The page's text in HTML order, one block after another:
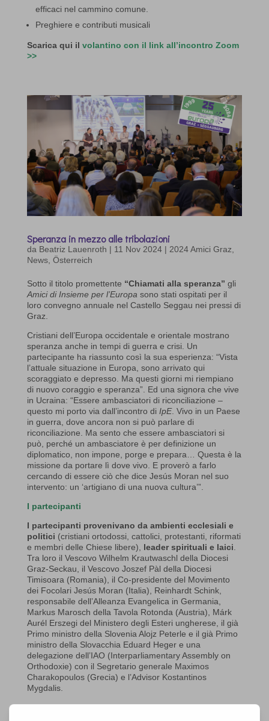
efficaci nel cammino comune.
Preghiere e contributi musicali
Scarica qui il volantino con il link all’incontro Zoom
>>
Speranza in mezzo alle tribolazioni
da Beatriz Lauenroth | 11 Nov 2024| 2024 Amici Graz,
News, Österreich
Sotto il titolo promettente “Chiamati alla speranza” gli
Amici di Insieme per l’Europa sono stati ospitati per il
loro convegno annuale nel Castello Seggau nei pressi di
Graz.
Cristiani dell’Europa occidentale e orientale mostrano
speranza anche in tempi di guerra e crisi. Un
partecipante ha riassunto così la sua esperienza: “Vista
l’attuale situazione in Europa, sono arrivato qui
scoraggiato e depresso. Ma questi giorni mi riempiano
di nuovo coraggio e speranza”. Ed una signora che vive
in Ucraina: “Essere ambasciatori di riconciliazione –
questo mi porto via dall’incontro di IpE. Vivo in un Paese
in guerra, dove ancora non si può parlare di
riconciliazione. Ma sento che essere ambasciatori si
può, perché un ambasciatore è per definizione un
diplomatico, non impone, porge e prepara… Questa è la
missione da portare lì dove vivo. E proverò a farlo
cercando di essere ciò che dice Jesús Moran nel suo
intervento: un ‘artigiano di una nuova cultura’”.
I partecipanti
I partecipanti provenivano da ambienti ecclesiali e
politici (cristiani ortodossi, cattolici, protestanti, riformati
e membri delle Chiese libere), leader spirituali e laici.
Tra loro il Vescovo Wilhelm Krautwaschl della Diocesi
Graz-Seckau, il Vescovo Joszef Pàl della Diocesi
Timisoara (Romania), il Co-presidente del Movimento
dei Focolari Jesús Moran (Italia), Reinhardt Schink,
responsabile dell’Alleanza Evangelica in Germania,
Markus Marosch della Tavola Rotonda (Austria), Márk
Aurél Erszegi del Ministero degli Esteri ungherese, il già
Primo ministro della Slovenia Alojz Peterle e il già Primo
ministro della Slovacchia Eduard Heger e una
delegazione dell’IAO (Interparliamentary Assembly on
Orthodoxie) con il Segretario generale Maximos
Charakopoulos (Grecia) e l’Advisor Kostantinos
Mygdalis.
Il programma